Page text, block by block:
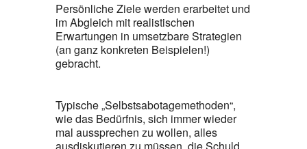
Persönliche Ziele werden erarbeitet und
im Abgleich mit realistischen
Erwartungen in umsetzbare Strategien
(an ganz konkreten Beispielen!)
gebracht.
Typische „Selbstsabotagemethoden“,
wie das Bedürfnis, sich immer wieder
mal aussprechen zu wollen, alles